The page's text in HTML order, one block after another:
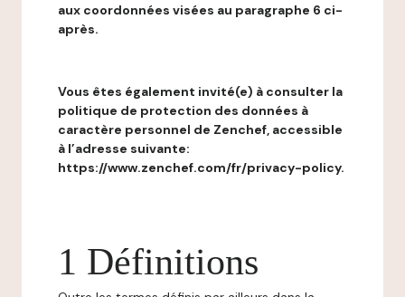
aux coordonnées visées au paragraphe 6 ci-
après.
Vous êtes également invité(e) à consulter la
politique de protection des données à
caractère personnel de Zenchef, accessible
à l’adresse suivante:
https://www.zenchef.com/fr/privacy-policy.
1 Définitions